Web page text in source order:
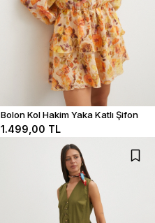
Bolon Kol Hakim Yaka Katlı Şifon
Elbise
1.499,00 TL